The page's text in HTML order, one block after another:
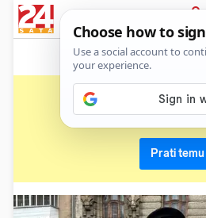
PRIJAVA
News
korzet
Prati temu